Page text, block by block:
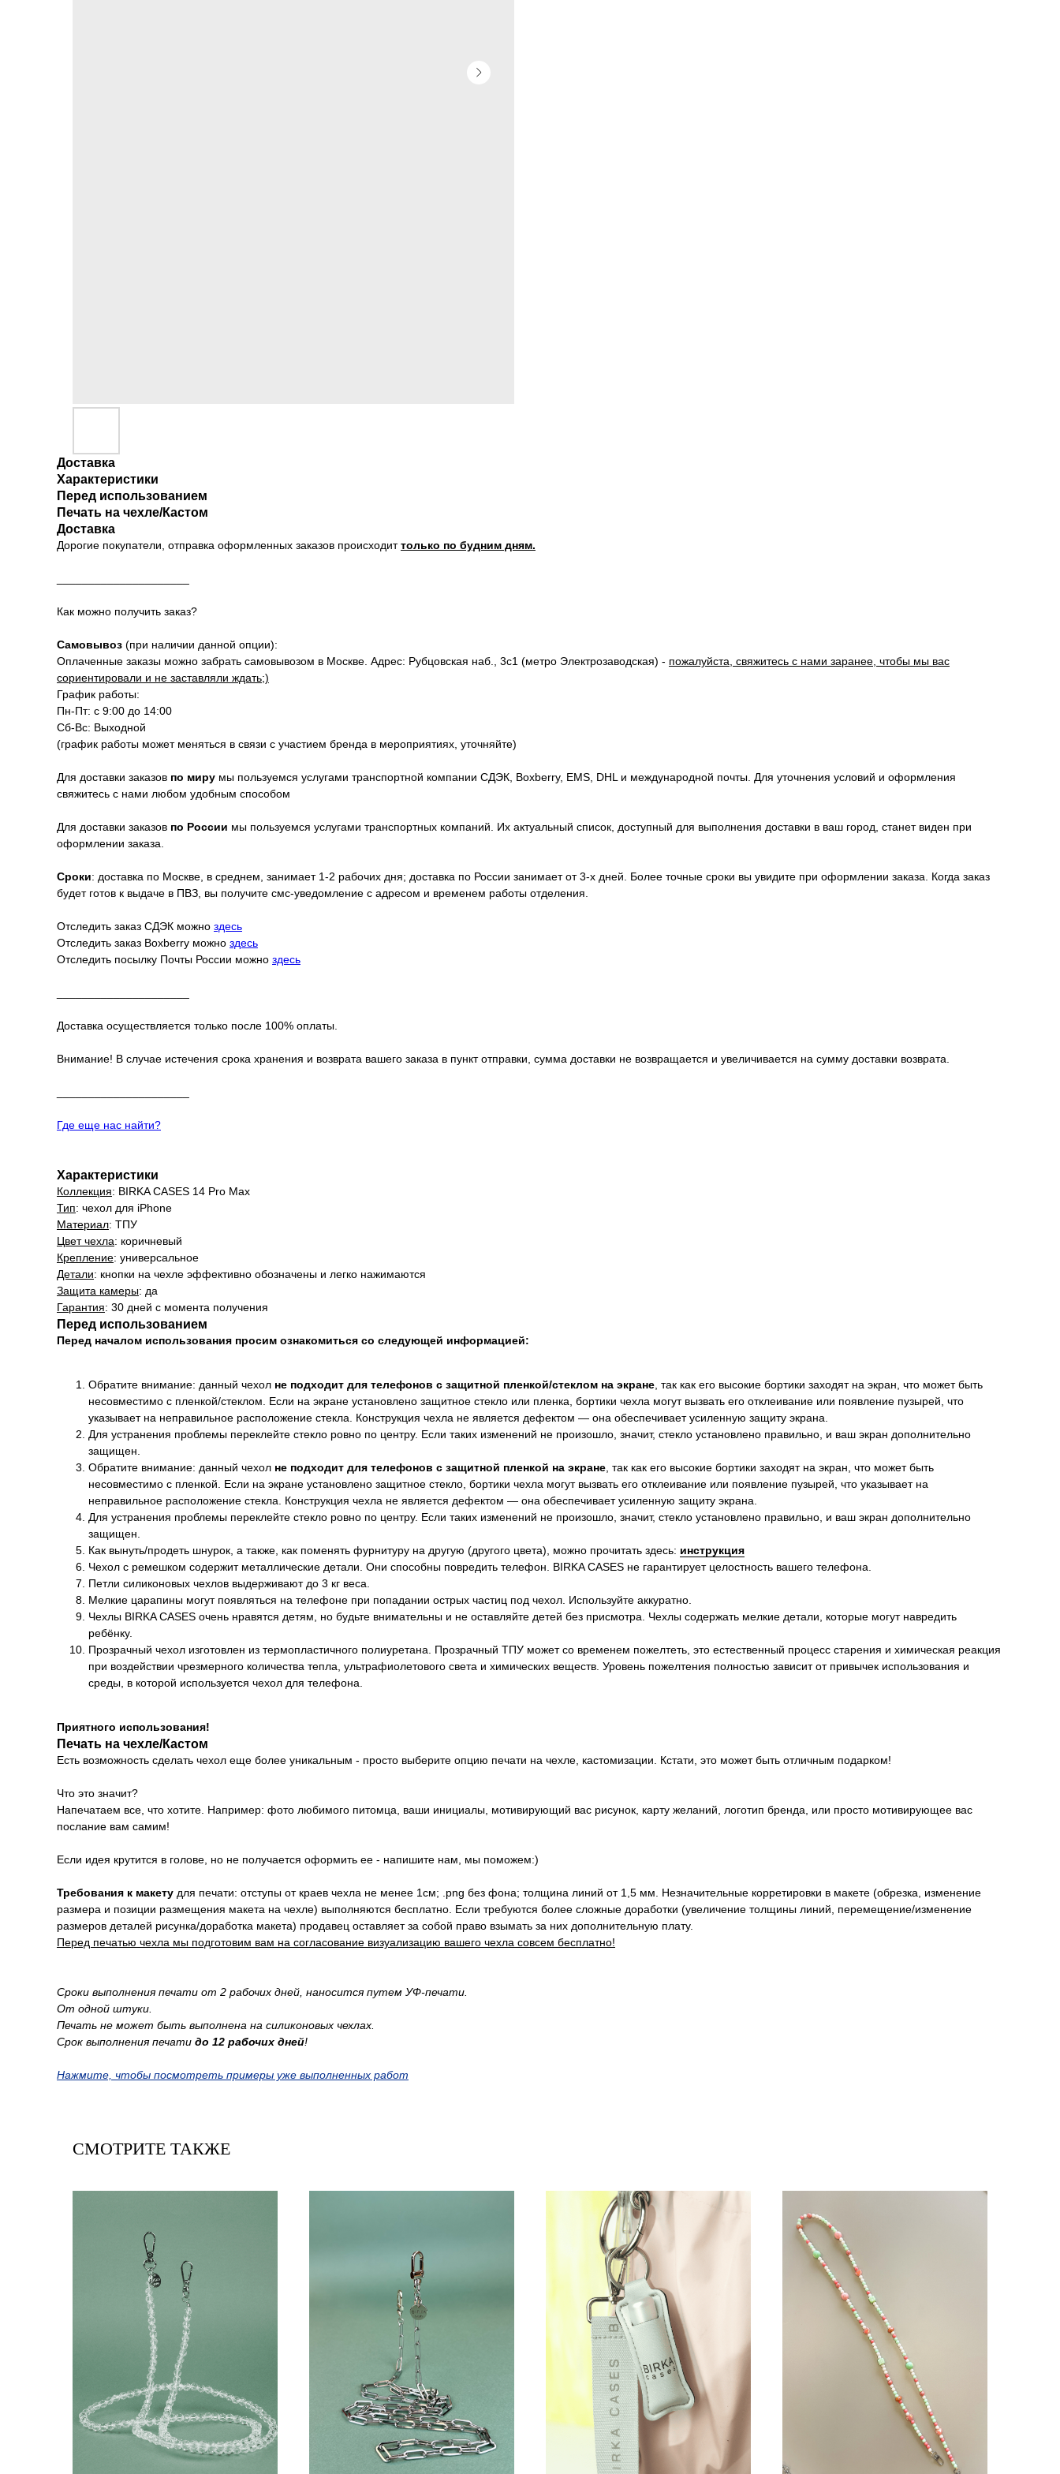
Доставка
Характеристики
Перед использованием
Печать на чехле/Кастом
Доставка
Дорогие покупатели, отправка оформленных заказов происходиттолько по будним дням.
Как можно получить заказ?
Самовывоз (при наличии данной опции):
Оплаченные заказы можно забрать самовывозом в Москве. Адрес: Рубцовская наб., 3с1 (метро Электрозаводская) - пожалуйста, свяжитесь с нами заранее, чтобы мы вас
сориентировали и не заставляли ждать;)
График работы:
Пн-Пт: с 9:00 до 14:00
Сб-Вс: Выходной
(график работы может меняться в связи с участием бренда в мероприятиях, уточняйте)
Для доставки заказов по миру мы пользуемся услугами транспортной компании СДЭК, Boxberry, EMS, DHL и международной почты. Для уточнения условий и оформления
свяжитесь с нами любом удобным способом
Для доставки заказов по России мы пользуемся услугами транспортных компаний. Их актуальный список, доступный для выполнения доставки в ваш город, станет виден при
оформлении заказа.
Сроки: доставка по Москве, в среднем, занимает 1-2 рабочих дня; доставка по России занимает от 3-х дней. Более точные сроки вы увидите при оформлении заказа. Когда заказ
будет готов к выдаче в ПВЗ, вы получите смс-уведомление с адресом и временем работы отделения.
Отследить заказ СДЭК можно здесь
Отследить заказ Boxberry можно здесь
Отследить посылку Почты России можно здесь
Доставка осуществляется только после 100% оплаты.
Внимание! В случае истечения срока хранения и возврата вашего заказа в пункт отправки, сумма доставки не возвращается и увеличивается на сумму доставки возврата.
Где еще нас найти?
Характеристики
Коллекция: BIRKA CASES 14 Pro Max
Тип: чехол для iPhone
Материал: ТПУ
Цвет чехла: коричневый
Крепление: универсальное
Детали: кнопки на чехле эффективно обозначены и легко нажимаются
Защита камеры: да
Гарантия: 30 дней с момента получения
Перед использованием
Перед началом использования просим ознакомиться со следующей информацией:
Обратите внимание: данный чехол не подходит для телефонов с защитной пленкой/стеклом на экране , так как его высокие бортики заходят на экран, что может быть
несовместимо с пленкой/стеклом. Если на экране установлено защитное стекло или пленка, бортики чехла могут вызвать его отклеивание или появление пузырей, что
указывает на неправильное расположение стекла. Конструкция чехла не является дефектом — она обеспечивает усиленную защиту экрана.
Для устранения проблемы переклейте стекло ровно по центру. Если таких изменений не произошло, значит, стекло установлено правильно, и ваш экран дополнительно
защищен.
Обратите внимание: данный чехол не подходит для телефонов с защитной пленкой на экране , так как его высокие бортики заходят на экран, что может быть
несовместимо с пленкой. Если на экране установлено защитное стекло, бортики чехла могут вызвать его отклеивание или появление пузырей, что указывает на
неправильное расположение стекла. Конструкция чехла не является дефектом — она обеспечивает усиленную защиту экрана.
Для устранения проблемы переклейте стекло ровно по центру. Если таких изменений не произошло, значит, стекло установлено правильно, и ваш экран дополнительно
защищен.
Как вынуть/продеть шнурок, а также, как поменять фурнитуру на другую (другого цвета), можно прочитать здесь: инструкция
Чехол с ремешком содержит металлические детали. Они способны повредить телефон. BIRKA CASES не гарантирует целостность вашего телефона.
Петли силиконовых чехлов выдерживают до 3 кг веса.
Мелкие царапины могут появляться на телефоне при попадании острых частиц под чехол. Используйте аккуратно.
Чехлы BIRKA CASES очень нравятся детям, но будьте внимательны и не оставляйте детей без присмотра. Чехлы содержать мелкие детали, которые могут навредить
ребёнку.
Прозрачный чехол изготовлен из термопластичного полиуретана. Прозрачный ТПУ может со временем пожелтеть, это естественный процесс старения и химическая реакция
при воздействии чрезмерного количества тепла, ультрафиолетового света и химических веществ. Уровень пожелтения полностью зависит от привычек использования и
среды, в которой используется чехол для телефона.
Приятного использования!
Печать на чехле/Кастом
Есть возможность сделать чехол еще более уникальным - просто выберите опцию печати на чехле, кастомизации. Кстати, это может быть отличным подарком!
Что это значит?
Напечатаем все, что хотите. Например: фото любимого питомца, ваши инициалы, мотивирующий вас рисунок, карту желаний, логотип бренда, или просто мотивирующее вас
послание вам самим!
Если идея крутится в голове, но не получается оформить ее - напишите нам, мы поможем:)
Требования к макету для печати: отступы от краев чехла не менее 1см; .png без фона; толщина линий от 1,5 мм. Незначительные корретировки в макете (обрезка, изменение
размера и позиции размещения макета на чехле) выполняются бесплатно. Если требуются более сложные доработки (увеличение толщины линий, перемещение/изменение
размеров деталей рисунка/доработка макета) продавец оставляет за собой право взымать за них дополнительную плату.
Перед печатью чехла мы подготовим вам на согласование визуализацию вашего чехла совсем бесплатно!
Сроки выполнения печати от 2 рабочих дней, наносится путем УФ-печати.
От одной штуки.
Печать не может быть выполнена на силиконовых чехлах.
Срок выполнения печати до 12 рабочих дней!
Нажмите, чтобы посмотреть примеры уже выполненных работ
СМОТРИТЕ ТАКЖЕ